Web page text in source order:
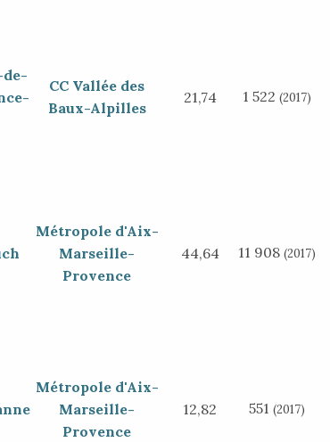
de-
CC Vallée des
Baux-Alpilles
21,74 1 522 (2017)
Métropole d'Aix-
Marseille-
Provence
44,64 11 908 (2017)
Métropole d'Aix-
Marseille-
Provence
12,82 551 (2017)